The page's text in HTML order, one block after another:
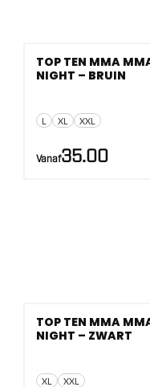
L XL XXL
TOP TEN MMA
NIGHT – BRUIN
Vanaf35.00
XL XXL
TOP TEN MMA
NIGHT – ZWART